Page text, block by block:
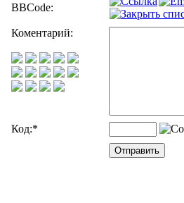
BBCode:
Коментарий:
Код:*